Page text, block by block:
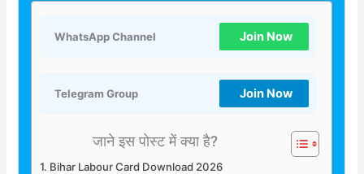
WhatsApp Channel Join Now
Telegram Group Join Now
जाने इस पोस्ट में क्या है?
Bihar Labour Card Download 2026